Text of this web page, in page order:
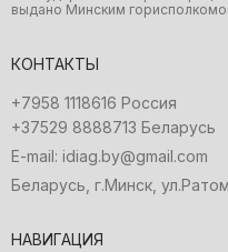
выдано Минским
КОНТАКТЫ
+7958 1118616 Россия
+37529 8888713 Беларусь
E-mail: idiag.by@gmail.com
Беларусь, г.Минск,
НАВИГАЦИЯ